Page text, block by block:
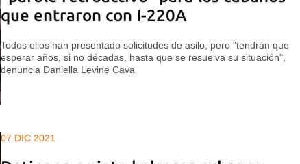
que entraron con I-220A
Todos ellos han presentado solicitudes de asilo, pero "tendrán que
esperar años, si no décadas, hasta que se resuelva su situación",
denuncia Daniella Levine Cava
07 DIC 2021